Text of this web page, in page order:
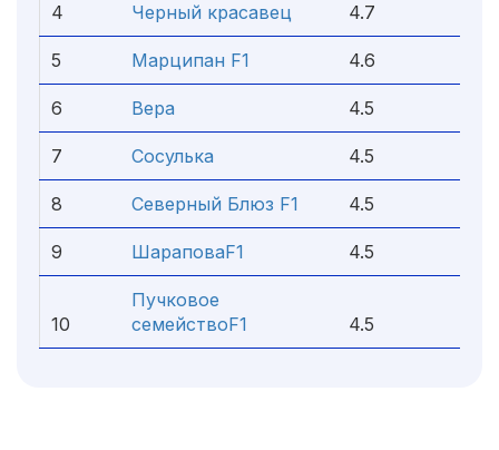
4 Черный красавец 4.7
5 Марципан F1 4.6
6 Вера 4.5
7 Сосулька 4.5
8 Северный Блюз F1 4.5
9 ШараповаF1 4.5
10
Пучковое
семействоF1
4.5